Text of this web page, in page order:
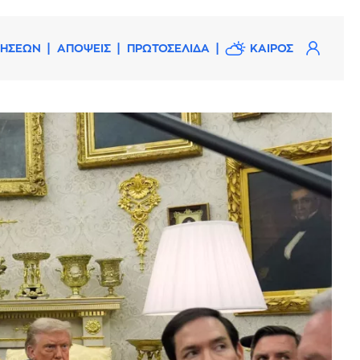
ΑΠΟΨΕΙΣ ΠΡΩΤΟΣΕΛΙΔΑ ΚΑΙΡΟΣ